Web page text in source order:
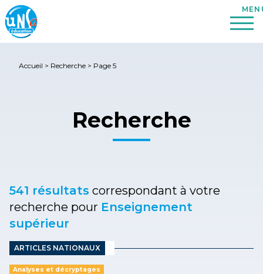
Accueil > Recherche > Page 5
Recherche
541 résultats correspondant à votre
recherche pour Enseignement
supérieur
ARTICLES NATIONAUX
Analyses et décryptages